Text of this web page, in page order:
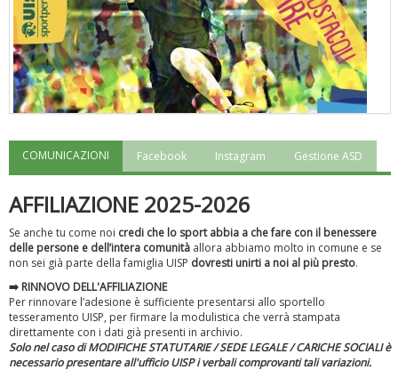
"Superare gli ostacoli": la relazione di Tiziano Pesce al CN Uisp
COMUNICAZIONI Facebook Instagram Gestione ASD
AFFILIAZIONE 2025-2026
Se anche tu come noi credi che lo sport abbia a che fare con il benessere
delle persone e dell’intera comunità allora abbiamo molto in comune e se
non sei già parte della famiglia UISP dovresti unirti a noi al più presto.
➡️ RINNOVO DELL'AFFILIAZIONE
Per rinnovare l’adesione è sufficiente presentarsi allo sportello
tesseramento UISP, per firmare la modulistica che verrà stampata
direttamente con i dati già presenti in archivio.
Solo nel caso di MODIFICHE STATUTARIE / SEDE LEGALE / CARICHE SOCIALI è
necessario presentare all'ufficio UISP i verbali comprovanti tali variazioni.